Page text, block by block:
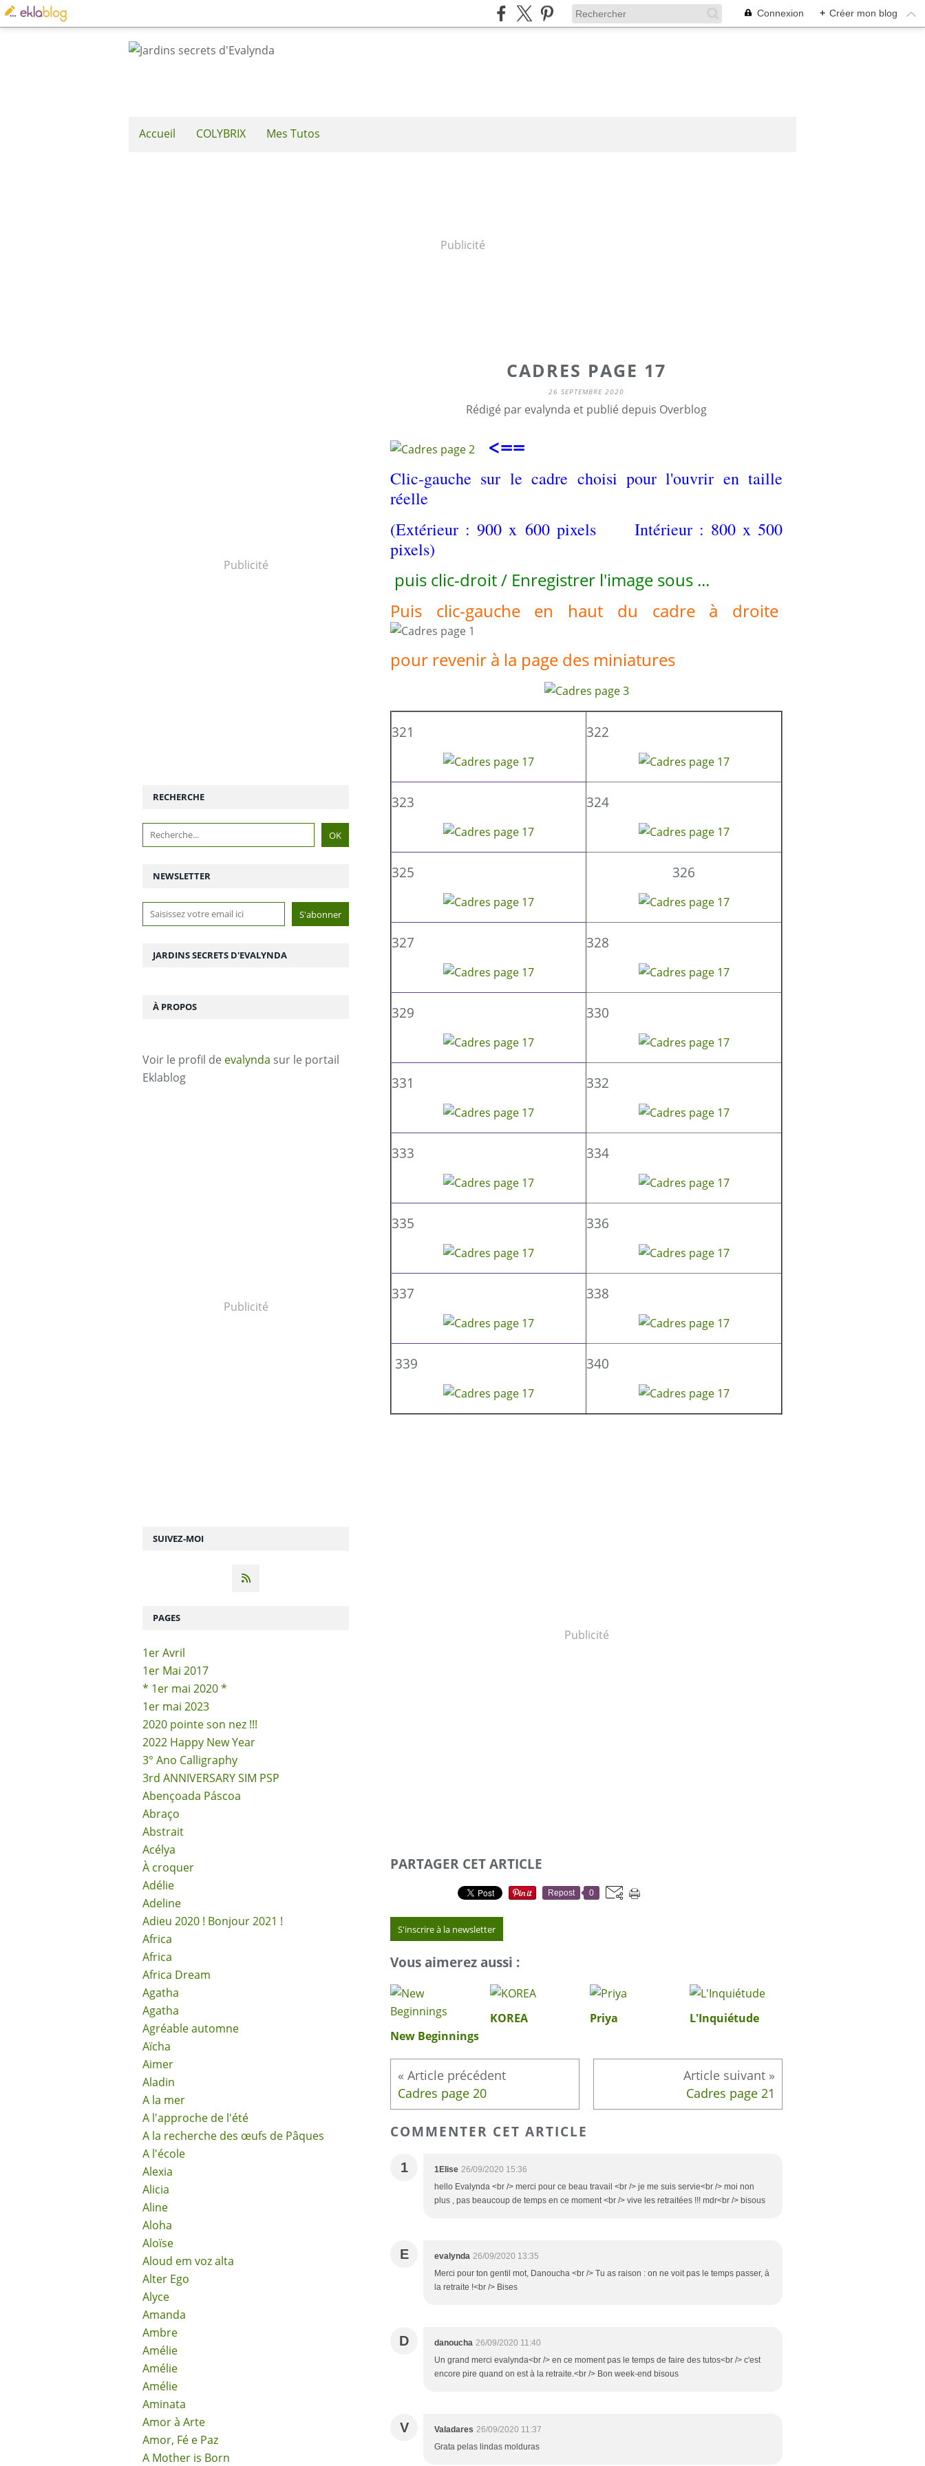
Connexion + Créer mon blog
Accueil COLYBRIX Mes Tutos
Publicité
CADRES PAGE 17
26 SEPTEMBRE 2020
Rédigé par evalynda et publié depuis Overblog
<==
Clic-gauche sur le cadre choisi pour l'ouvrir en taille
réelle
(Extérieur : 900 x 600 pixels Intérieur : 800 x 500
pixels)
puis clic-droit / Enregistrer l'image sous ...
Puis clic-gauche en haut du cadre à droite
pour revenir à la page des miniatures
321 322
323 324
325 326
327 328
329 330
331 332
333 334
335 336
337 338
339 340
Publicité
PARTAGER CET ARTICLE
Repost 0
S'inscrire à la newsletter
Vous aimerez aussi :
New Beginnings
KOREA Priya L'Inquiétude
Cadres page 20 Cadres page 21
COMMENTER CET ARTICLE
1 1Elise 26/09/2020 15:36
hello Evalynda <br /> merci pour ce beau travail <br /> je me suis servie<br /> moi non
plus , pas beaucoup de temps en ce moment <br /> vive les retraitées !!! mdr<br /> bisous
E evalynda 26/09/2020 13:35
Merci pour ton gentil mot, Danoucha <br /> Tu as raison : on ne voit pas le temps passer, à
la retraite !<br /> Bises
D danoucha 26/09/2020 11:40
Un grand merci evalynda<br /> en ce moment pas le temps de faire des tutos<br /> c'est
encore pire quand on est à la retraite.<br /> Bon week-end bisous
V Valadares 26/09/2020 11:37
Grata pelas lindas molduras
Publicité
NEWSLETTER
SUIVEZ-MOI
RECHERCHE
JARDINS SECRETS D'EVALYNDA
À PROPOS
Voir le profil de evalynda sur le portail
Eklablog
Publicité
PAGES
1er Avril
1er Mai 2017
* 1er mai 2020 *
1er mai 2023
2020 pointe son nez !!!
2022 Happy New Year
3° Ano Calligraphy
3rd ANNIVERSARY SIM PSP
Abençoada Páscoa
Abraço
Abstrait
Acélya
À croquer
Adélie
Adeline
Adieu 2020 ! Bonjour 2021 !
Africa
Africa
Africa Dream
Agatha
Agatha
Agréable automne
Aïcha
Aimer
Aladin
A la mer
A l'approche de l'été
A la recherche des œufs de Pâques
A l'école
Alexia
Alicia
Aline
Aloha
Aloïse
Aloud em voz alta
Alter Ego
Alyce
Amanda
Ambre
Amélie
Amélie
Amélie
Aminata
Amor à Arte
Amor, Fé e Paz
A Mother is Born